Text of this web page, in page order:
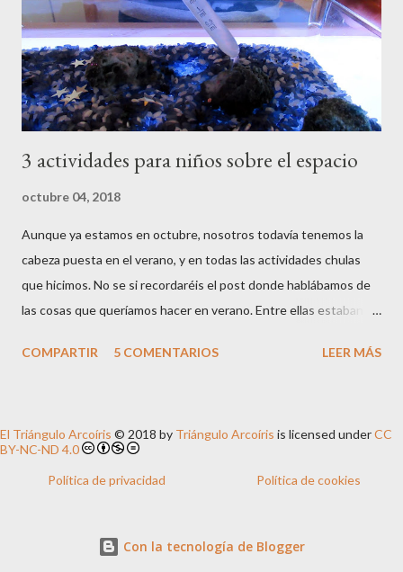
no terminen de entender del todo, pero que seguro más
adelante les van a ser de gran utilidad. Y sobretodo, lo van a
pasar bien creando algo con nosotros desde cero, y van a poder
usar estas creaciones para jugar una v...
3 actividades para niños sobre el espacio
octubre 04, 2018
Aunque ya estamos en octubre, nosotros todavía tenemos la
cabeza puesta en el verano, y en todas las actividades chulas
que hicimos. No se si recordaréis el post donde hablábamos de
las cosas que queríamos hacer en verano. Entre ellas estaban
todo lo relacionado con ello . Y hicimos varias actividades al
ACTIVIDAD , así en mayúsculas. Al peque le gustó muchísimo, y
actividad, preparé unas piedras lunares , que no son más que
un poquito de agua coloreada en negro, vamos cogiendo
COMPARTIR 5 COMENTARIOS LEER MÁS
El Triángulo Arcoíris © 2018 by Triángulo Arcoíris is licensed underCC
BY-NC-ND 4.0
Política de privacidad
Política de cookies
Con la tecnología de Blogger